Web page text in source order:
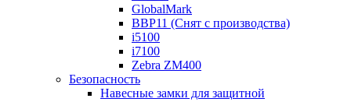
GlobalMark
BBP11 (Снят с производства)
i5100
i7100
Zebra ZM400
Безопасность
Навесные замки для защитной